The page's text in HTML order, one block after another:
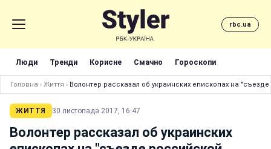
rbc.ua
Люди Тренди Корисне Смачно Гороскопи
Головна › Життя › Волонтер рассказал об украинских епископах на
ЖИТТЯ 30 листопада 2017, 16:47
Волонтер рассказал об украинских